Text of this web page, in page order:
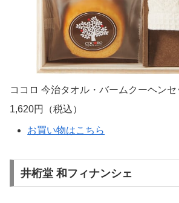
ココロ 今治タオル・バームクーヘンセ
1,620円（税込）
お買い物はこちら
井桁堂 和フィナンシェ